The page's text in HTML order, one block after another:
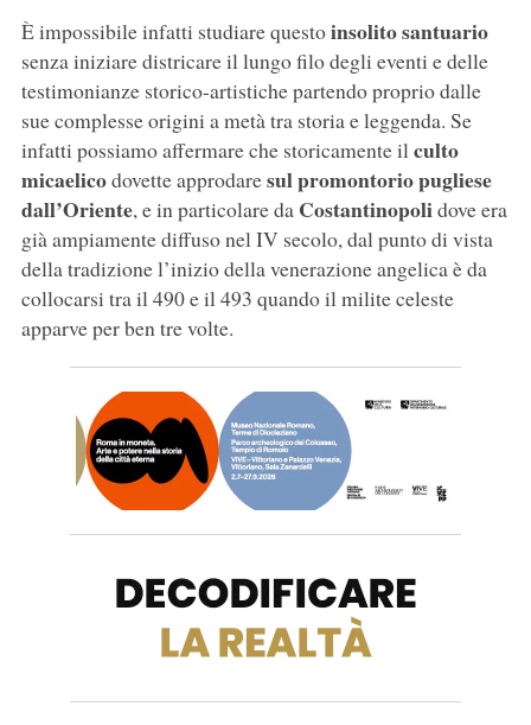
È impossibile infatti studiare questoinsolito santuario
senza iniziare districare il lungo filo degli eventi e delle
testimonianze storico-artistiche partendo proprio dalle
sue complesse origini a metà tra storia e leggenda. Se
infatti possiamo affermare che storicamente ilculto
micaelicodovette approdaresul promontorio pugliese
dall’Oriente, e in particolare da Costantinopolidove era
già ampiamente diffuso nel IV secolo, dal punto di vista
della tradizione l’inizio della venerazione angelica è da
collocarsi tra il 490 e il 493 quando il milite celeste
apparve per ben tre volte.